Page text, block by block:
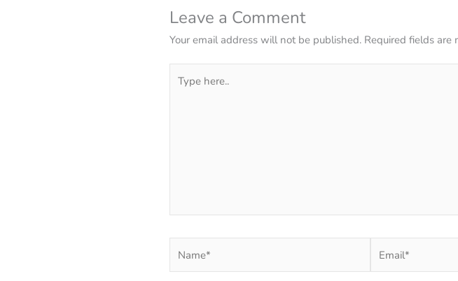
Leave a Comment
Your email address will not be published. Required fields are
here..